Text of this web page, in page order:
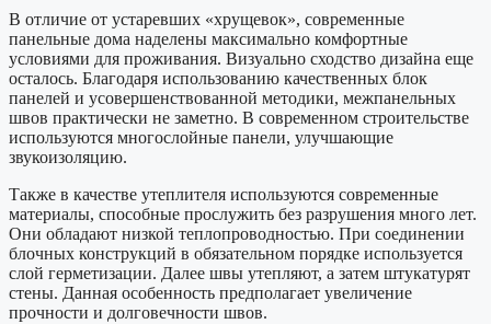
В отличие от устаревших «хрущевок», современные
панельные дома наделены максимально комфортные
условиями для проживания. Визуально сходство дизайна еще
осталось. Благодаря использованию качественных блок
панелей и усовершенствованной методики, межпанельных
швов практически не заметно. В современном строительстве
используются многослойные панели, улучшающие
звукоизоляцию.
Также в качестве утеплителя используются современные
материалы, способные прослужить без разрушения много лет.
Они обладают низкой теплопроводностью. При соединении
блочных конструкций в обязательном порядке используется
слой герметизации. Далее швы утепляют, а затем штукатурят
стены. Данная особенность предполагает увеличение
прочности и долговечности швов.